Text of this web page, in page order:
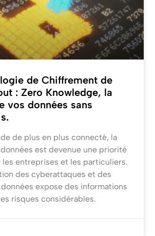
de Chiffrement de
: Zero Knowledge, la
vos données sans
de plus en plus connecté, la
est devenue une priorité
les entreprises et les particuliers.
des cyberattaques et des
expose des informations
risques considérables.